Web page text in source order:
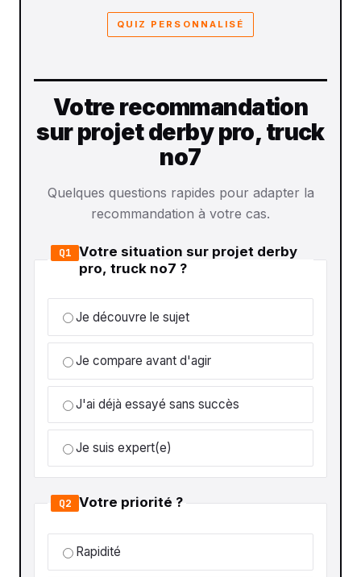
QUIZ PERSONNALISÉ
Votre recommandation
sur projet derby pro, truck
no7
Quelques questions rapides pour adapter la
recommandation à votre cas.
Q1 Votre situation sur projet derby
pro, truck no7 ?
Je découvre le sujet
Je compare avant d'agir
J'ai déjà essayé sans succès
Je suis expert(e)
Q2 Votre priorité ?
Rapidité